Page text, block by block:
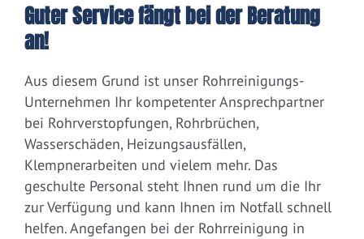
Guter Service fängt bei der Beratung
an!
Aus diesem Grund ist unser Rohrreinigungs-
Unternehmen Ihr kompetenter Ansprechpartner
bei Rohrverstopfungen, Rohrbrüchen,
Wasserschäden, Heizungsausfällen,
Klempnerarbeiten und vielem mehr. Das
geschulte Personal steht Ihnen rund um die Ihr
zur Verfügung und kann Ihnen im Notfall schnell
helfen. Angefangen bei der Rohrreinigung in